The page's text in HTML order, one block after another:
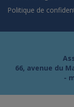
Politique de
66, avenue du
-